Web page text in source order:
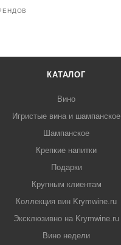
КАТАЛОГ
Вино
Игристые вина и шампанское
Шампанское
Крепкие напитки
Подарки
Крупным клиентам
Коллекция вин Krymwine.ru
Эксклюзивно на Krymwine.ru
Вино недели